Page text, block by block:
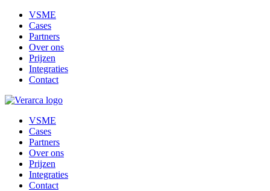
VSME
Cases
Partners
Over ons
Prijzen
Integraties
Contact
VSME
Cases
Partners
Over ons
Prijzen
Integraties
Contact